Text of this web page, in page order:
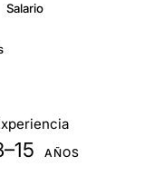
Salario
AÑOS